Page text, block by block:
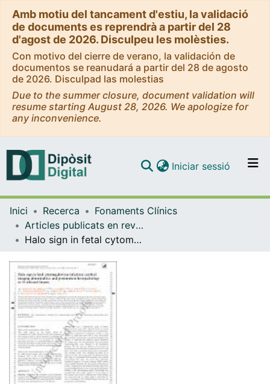
Amb motiu del tancament d'estiu, la validació
de documents es reprendrà a partir del 28
d'agost de 2026. Disculpeu les molèsties.
Con motivo del cierre de verano, la validación de
documentos se reanudará a partir del 28 de agosto
de 2026. Disculpad las molestias
Due to the summer closure, document validation will
resume starting August 28, 2026. We apologize for
any inconvenience.
Navega per tot el DD
Iniciar sessió (current)
Inici Recerca
Fonaments Clínics
Articles publicats en revistes (Fonaments Clínics)
Halo sign in fetal cytomegalovirus infection: cerebral imaging abnormalities and postmortem histopathology in cohort of 35 infected fetuses.